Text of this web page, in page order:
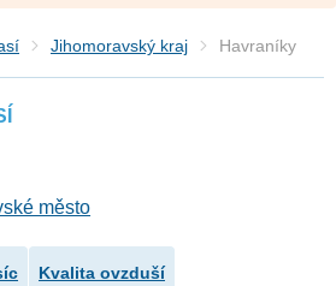
Jihomoravský kraj Havraníky
město
Kvalita ovzduší